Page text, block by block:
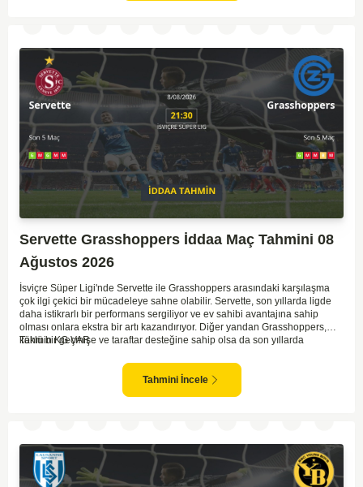
Servette Grasshoppers İddaa Maç Tahmini 08
Ağustos 2026
İsviçre Süper Ligi'nde Servette ile Grasshoppers arasındaki karşılaşma
çok ilgi çekici bir mücadeleye sahne olabilir. Servette, son yıllarda ligde
daha istikrarlı bir performans sergiliyor ve ev sahibi avantajına sahip
olması onlara ekstra bir artı kazandırıyor. Diğer yandan Grasshoppers,
köklü bir geçmişe ve taraftar desteğine sahip olsa da son yıllarda
genellikle maçlarda gol yollarında etkili olurken, Grasshoppers savunma
anlamında zaman zaman sorunlar yaşayabiliyor. Bu durumda,
karşılaşmanın gollü geçmesi muhtemel gözüküyor. İki takımın oyun tarzını
Tahmin KG VAR
Tahmini İncele